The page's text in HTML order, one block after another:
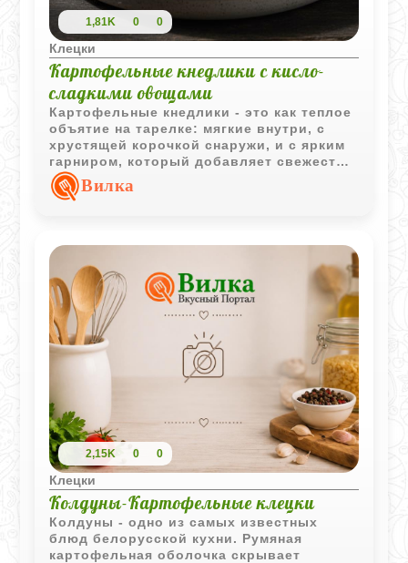
1,81K 0 0
Клецки
Картофельные кнедлики с кисло-
сладкими овощами
Картофельные кнедлики - это как теплое
объятие на тарелке: мягкие внутри, с
хрустящей корочкой снаружи, и с ярким
гарниром, который добавляет свежести
и настроения. Это блюдо объединяет
простые продукты, но в результате
Вилка
2,15K 0 0
Клецки
Колдуны-Картофельные клецки
Колдуны - одно из самых известных
блюд белорусской кухни. Румяная
картофельная оболочка скрывает